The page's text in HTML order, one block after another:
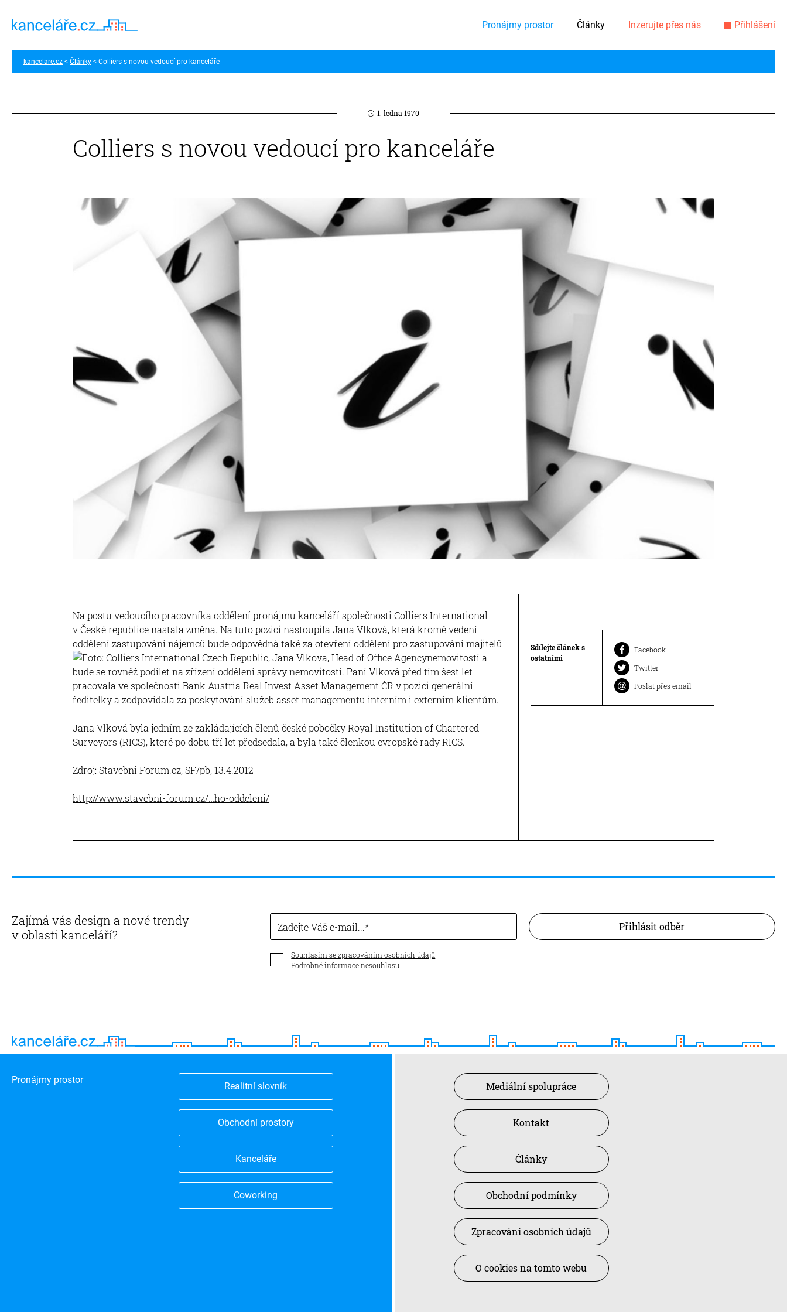
Pronájmy prostor Články Inzerujte přes nás Přihlášení
kancelare.cz Články Colliers s novou vedoucí pro kanceláře
1. ledna 1970
Colliers s novou vedoucí pro kanceláře
Na postu vedoucího pracovníka oddělení pronájmu kanceláří společnosti Colliers International
v České republice nastala změna. Na tuto pozici nastoupila Jana Vlková, která kromě vedení
oddělení zastupování nájemců budeodpovědná také za otevření oddělení pro zastupování majitelů
nemovitostí a
bude se rovněž podílet na zřízení oddělení správy nemovitostí. Paní Vlková před tím šest let
pracovala ve společnosti Bank Austria Real Invest Asset Management ČR v pozici generální
ředitelky a zodpovídala za poskytování služeb asset managementu interním i externím klientům.
Jana Vlková byla jedním ze zakládajících členů české pobočky Royal Institution of Chartered
Surveyors (RICS), které po dobu tří let předsedala, a byla také členkou evropské rady RICS.
Zdroj: Stavebni Forum.cz, SF/pb, 13.4.2012
http://www.stavebni-forum.cz/…ho-oddeleni/
Sdílejte článek s
ostatními
Facebook
Twitter
Poslat přes email
Zajímá vás design a nové trendy
v oblasti kanceláří?
Zadejte Váš e-mail...
Souhlasím se zpracováním osobních údajů
Podrobné informace nesouhlasu
Přihlásit odběr
Pronájmy prostor
Realitní slovník
Obchodní prostory
Kanceláře
Coworking
Mediální spolupráce
Kontakt
Články
Obchodní podmínky
Zpracování osobních údajů
O cookies na tomto webu